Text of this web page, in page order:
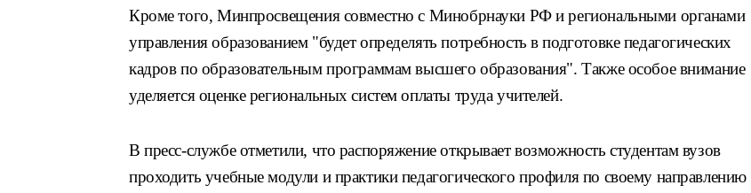
Кроме того, Минпросвещения совместно с Минобрнауки РФ и региональными органами
управления образованием "будет определять потребность в подготовке педагогических
кадров по образовательным программам высшего образования". Также особое внимание
уделяется оценке региональных систем оплаты труда учителей.
В пресс-службе отметили, что распоряжение открывает возможность студентам вузов
проходить учебные модули и практики педагогического профиля по своему направлению